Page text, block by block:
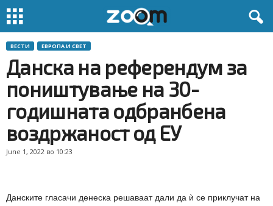
ВЕСТИ ЕВРОПА И СВЕТ
Данска на референдум за
поништување на 30-
годишната одбранбена
воздржаност од ЕУ
June 1, 2022 во 10:23
Данските гласачи денеска решаваат дали да ѝ се приклучат на